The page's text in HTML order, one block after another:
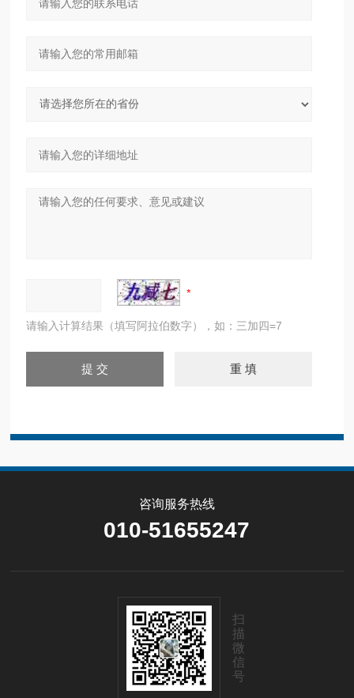
请输入计算结果（填写阿拉伯数字），如：三加四=7
咨询服务热线
010-51655247
扫
描
微
信
号